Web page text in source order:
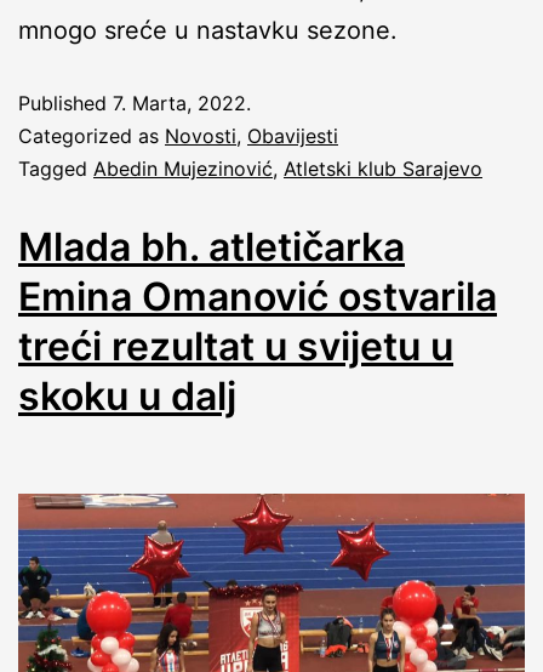
mnogo sreće u nastavku sezone.
Published 7. Marta, 2022.
Categorized as Novosti, Obavijesti
Tagged Abedin Mujezinović, Atletski klub Sarajevo
Mlada bh. atletičarka
Emina Omanović ostvarila
treći rezultat u svijetu u
skoku u dalj